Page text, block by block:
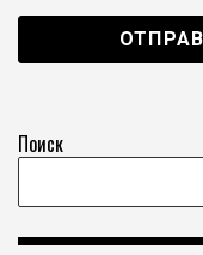
Поиск